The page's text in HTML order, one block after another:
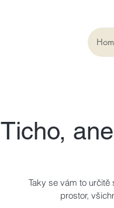
Ticho,
Taky se vám to
prostor,